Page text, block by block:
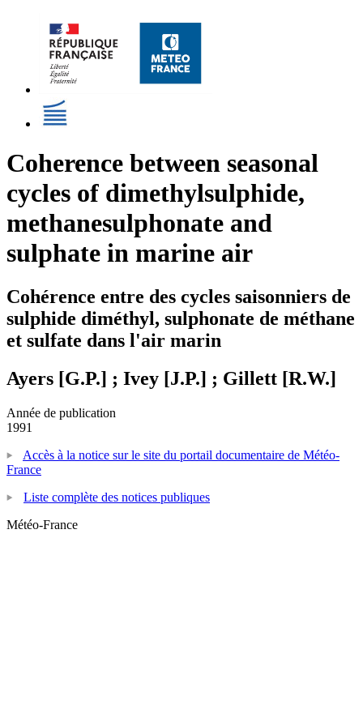
Coherence between seasonal
cycles of dimethylsulphide,
methanesulphonate and
sulphate in marine air
Cohérence entre des cycles saisonniers de
sulphide diméthyl, sulphonate de méthane
et sulfate dans l'air marin
Ayers [G.P.] ; Ivey [J.P.] ; Gillett [R.W.]
Année de publication
1991
Accès à la notice sur le site du portail documentaire de Météo-
France
Liste complète des notices publiques
Météo-France